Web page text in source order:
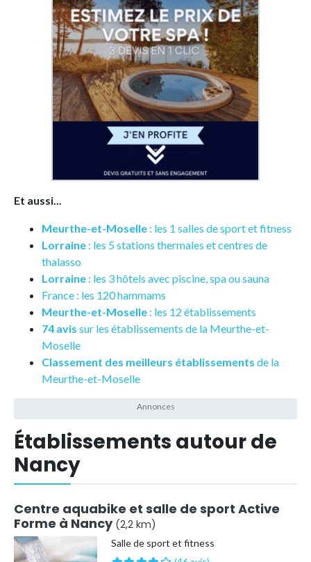
Et aussi...
Meurthe-et-Moselle : les 1 salles de sport et fitness
Lorraine : les 5 stations thermales et centres de
thalasso
Lorraine : les 3 hôtels avec piscine, spa ou sauna
France : les 120 hammams
Meurthe-et-Moselle : les 12 établissements
74 avis sur les établissements de la Meurthe-et-
Moselle
Classement des meilleurs établissements de la
Meurthe-et-Moselle
Établissements autour de
Nancy
Centre aquabike et salle de sport Active
Forme à Nancy (2,2 km)
Salle de sport et fitness